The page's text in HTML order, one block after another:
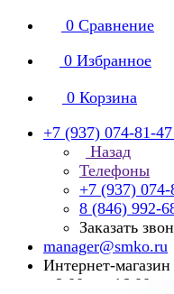
0 Сравнение
0 Избранное
0 Корзина
+7 (937) 074-81-47
Назад
Телефоны
+7 (937) 074-
8 (846) 992-
Заказать
manager@smko.ru
Интернет-
с 8:00 до 16:00